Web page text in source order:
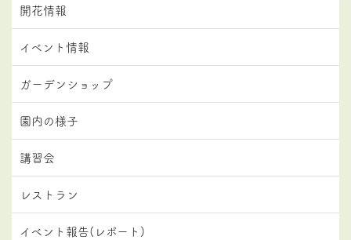
開花情報
イベント情報
ガーデンショップ
園内の様子
講習会
レストラン
イベント報告(レポート)